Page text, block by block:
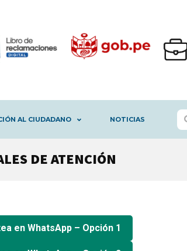
AL CIUDADANO NOTICIAS
DE ATENCIÓN
en WhatsApp – Opción 1